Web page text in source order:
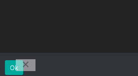
Ok